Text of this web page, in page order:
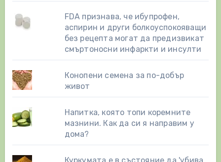
FDA признава, че ибупрофен,
аспирин и други болкоуспокояващи
без рецепта могат да предизвикат
смъртоносни инфаркти и инсулти
Конопени семена за по-добър
живот
Напитка, която топи коремните
мазнини. Как да си я направим у
дома?